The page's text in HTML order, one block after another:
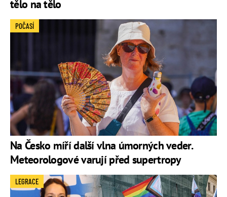
tělo na tělo
Na Česko míří další vlna úmorných veder.
Meteorologové varují před supertropy
POČASÍ
LEGRACE